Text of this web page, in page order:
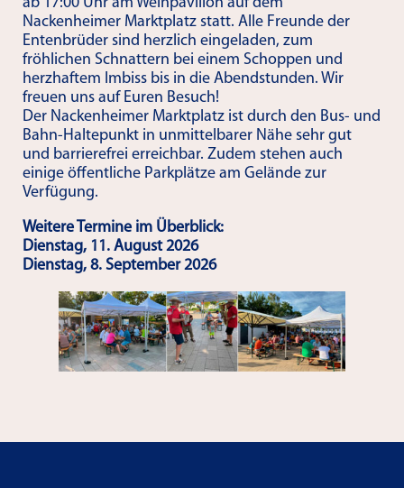
Nackenheimer Marktplatz statt. Alle Freunde der
Entenbrüder sind herzlich eingeladen, zum
fröhlichen Schnattern bei einem Schoppen und
herzhaftem Imbiss bis in die Abendstunden. Wir
freuen uns auf Euren Besuch!
Der Nackenheimer Marktplatz ist durch den Bus- und
Bahn-Haltepunkt in unmittelbarer Nähe sehr gut
und barrierefrei erreichbar. Zudem stehen auch
einige öffentliche Parkplätze am Gelände zur
Verfügung.
Weitere Termine im Überblick:
Dienstag, 11. August 2026
Dienstag, 8. September 2026